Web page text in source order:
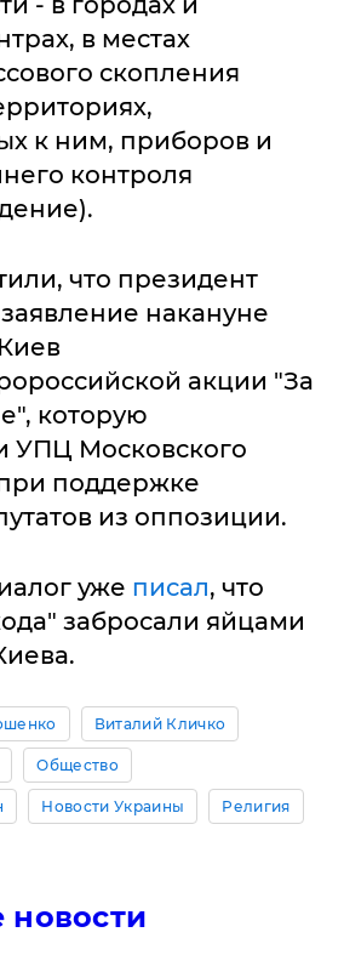
в местах
скопления
к ним, приборов и
контроля
что президент
накануне
акции "За
которую
УПЦ Московского
поддержке
из оппозиции.
уже писал, что
забросали яйцами
Виталий Кличко
Общество
Новости Украины Религия
новости